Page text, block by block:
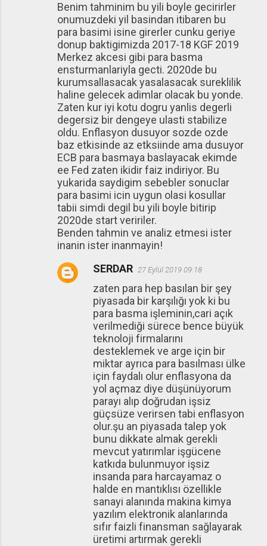
Benim tahminim bu yili boyle gecirirler
onumuzdeki yil basindan itibaren bu
para basimi isine girerler cunku geriye
donup baktigimizda 2017-18 KGF 2019
Merkez akcesi gibi para basma
ensturmanlariyla gecti. 2020de bu
kurumsallasacak yasalasacak sureklilik
haline gelecek adimlar olacak bu yonde.
Zaten kur iyi kotu dogru yanlis degerli
degersiz bir dengeye ulasti stabilize
oldu. Enflasyon dusuyor sozde ozde
baz etkisinde az etksiinde ama dusuyor
ECB para basmaya baslayacak ekimde
ee Fed zaten ikidir faiz indiriyor. Bu
yukarida saydigim sebebler sonuclar
para basimi icin uygun olasi kosullar
tabii simdi degil bu yili boyle bitirip
2020de start veririler.
Benden tahmin ve analiz etmesi ister
inanin ister inanmayin!
SERDAR 27 Eylül 2019 09:18
zaten para hep basılan bir şey
piyasada bir karşılığı yok ki bu
para basma işleminin,cari açık
verilmediği sürece bence büyük
teknoloji firmalarını
desteklemek ve arge için bir
miktar ayrıca para basılması ülke
için faydalı olur enflasyona da
yol açmaz diye düşünüyorum
parayı alıp doğrudan işsiz
güçsüze verirsen tabi enflasyon
olur.şu an piyasada talep yok
bunu dikkate almak gerekli
mevcut yatırımlar işgücene
katkıda bulunmuyor işsiz
insanda para harcayamaz o
halde en mantıklısı özellikle
sanayi alanında makina kimya
yazılım elektronik alanlarında
sıfır faizli finansman sağlayarak
üretimi artırmak gerekli